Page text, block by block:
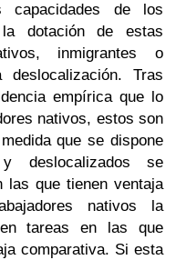
de los
dotación de estas
inmigrantes o
Tras
empírica que lo
nativos, estos son
que se dispone
deslocalizados se
las que tienen ventaja
nativos la
en tareas en las que
comparativa. Si esta